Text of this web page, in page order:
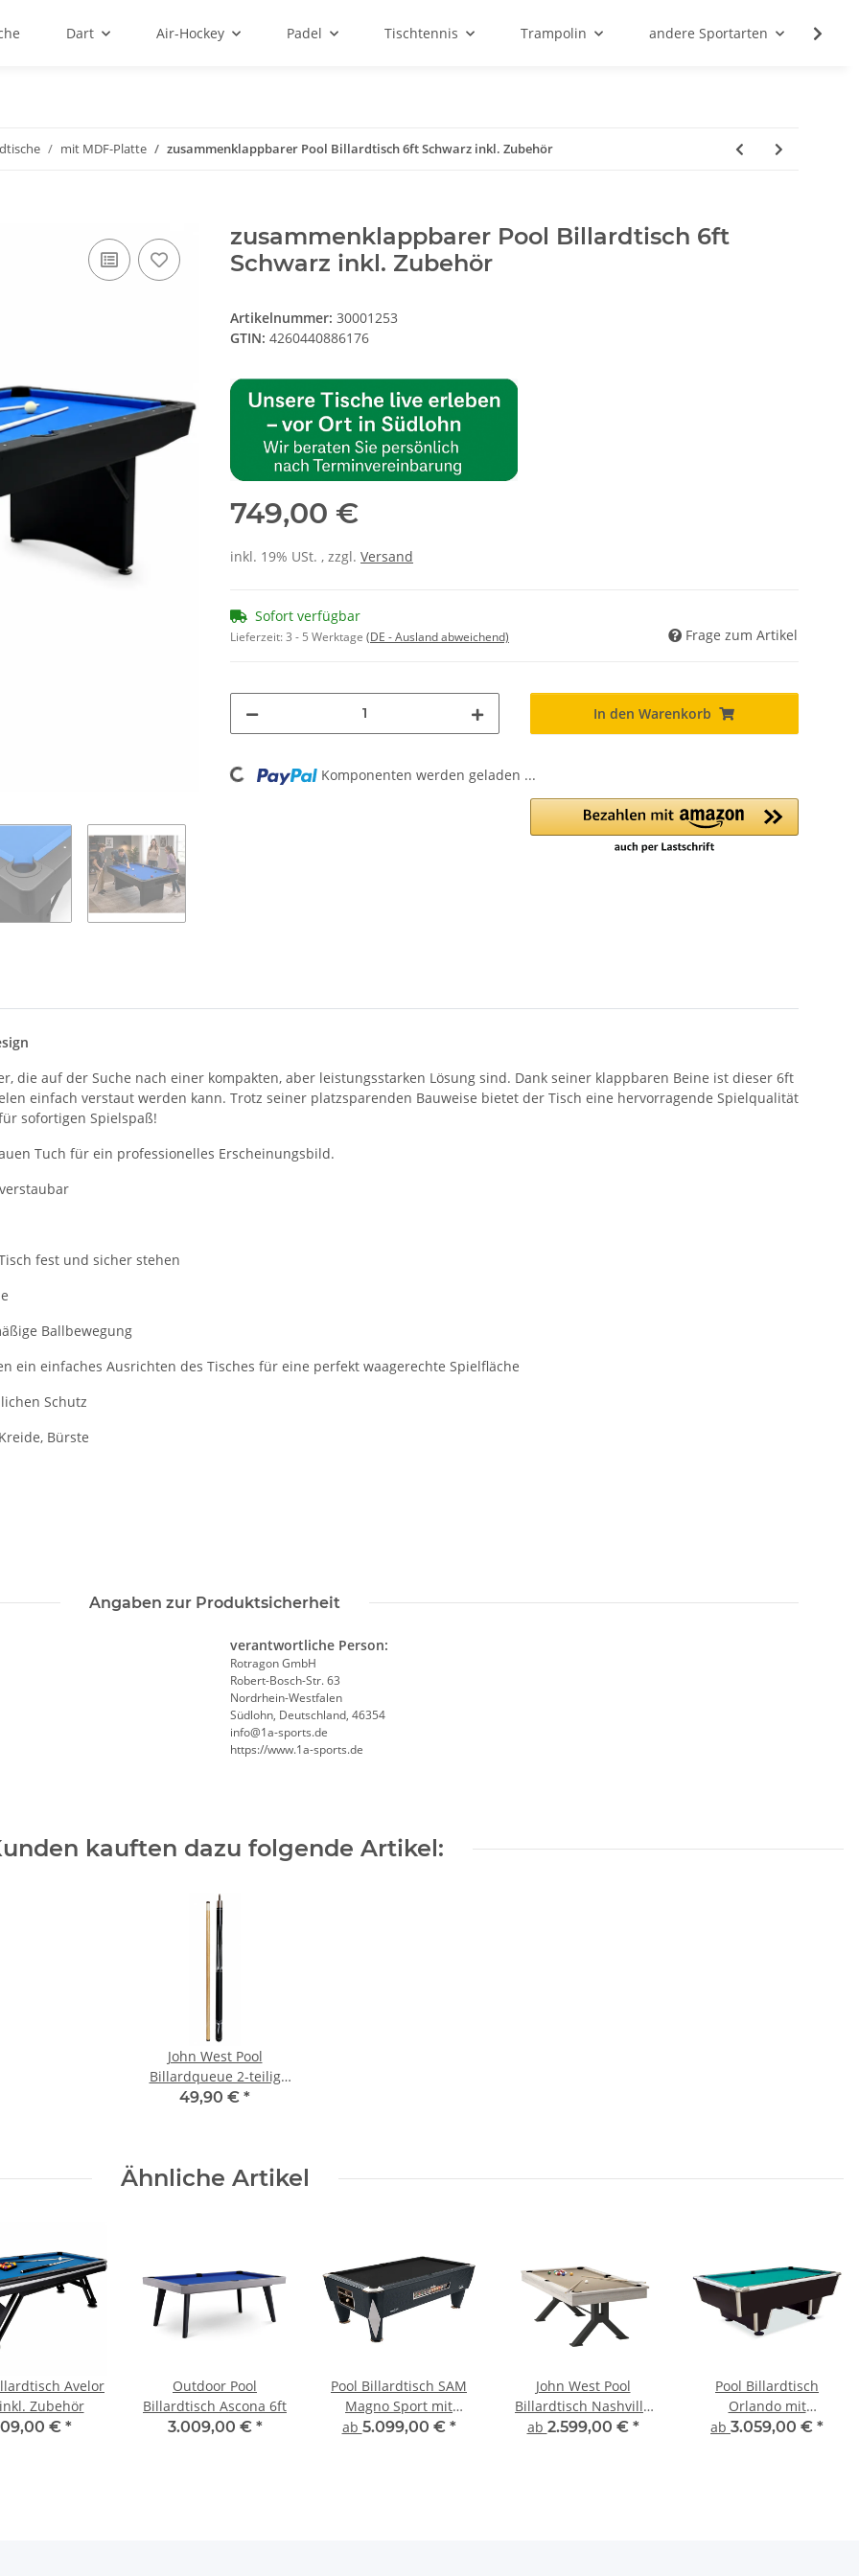
Dart Air-Hockey Padel Tischtennis Trampolin andere Sportarten
mit MDF-Platte zusammenklappbarer Pool Billardtisch 6ft Schwarz inkl. Zubehör
zusammenklappbarer Pool Billardtisch 6ft
Schwarz inkl. Zubehör
Artikelnummer: 30001253
GTIN: 4260440886176
749,00 €
inkl. 19% USt. , zzgl. Versand
Sofort verfügbar
Lieferzeit:3 - 5 Werktage (DE - Ausland abweichend) Frage zum Artikel
In den Warenkorb
Loading... Komponenten werden geladen ...
die auf der Suche nach einer kompakten, aber leistungsstarken Lösung sind. Dank seiner klappbaren Beine ist dieser 6ft
einfach verstaut werden kann. Trotz seiner platzsparenden Bauweise bietet der Tisch eine hervorragende Spielqualität
sofortigen Spielspaß!
Tuch für ein professionelles Erscheinungsbild.
fest und sicher stehen
Ballbewegung
ein einfaches Ausrichten des Tisches für eine perfekt waagerechte Spielfläche
Schutz
Bürste
Angaben zur Produktsicherheit
verantwortliche Person:
Rotragon GmbH
Robert-Bosch-Str. 63
Nordrhein-Westfalen
Südlohn, Deutschland, 46354
info@1a-sports.de
https://www.1a-sports.de
kauften dazu folgende Artikel:
John West Pool
Billardqueue 2-teilig
145 cm JW-2
49,90 € *
Ähnliche Artikel
Avelor
Zubehör
€ *
Outdoor Pool
Billardtisch Ascona 6ft
3.009,00 € *
Pool Billardtisch SAM
Magno Sport mit
Schieferplatte und
ab 5.099,00 € *
John West Pool
Billardtisch Nashville
mit Schieferplatte inkl.
ab 2.599,00 € *
Pool Billardtisch
Orlando mit
Schieferplatte
ab 3.059,00 € *